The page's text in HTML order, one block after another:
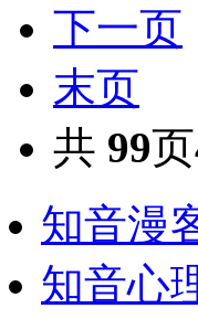
下一页
末页
共 99页
知音漫
知音心